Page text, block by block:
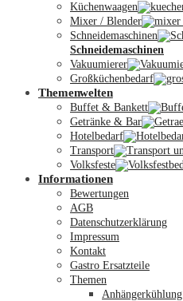
Mein Konto
Küchenwaagen
Mixer / Blender
Schneidemaschinen
Schneidemaschinen
Vakuumierer
Großküchenbedarf
Themenwelten
Buffet & Bankett
Getränke & Bar
Hotelbedarf
Transport
Volksfeste
Informationen
Bewertungen
AGB
Datenschutzerklärung
Impressum
Kontakt
Gastro Ersatzteile
Themen
Anhängerkühlung